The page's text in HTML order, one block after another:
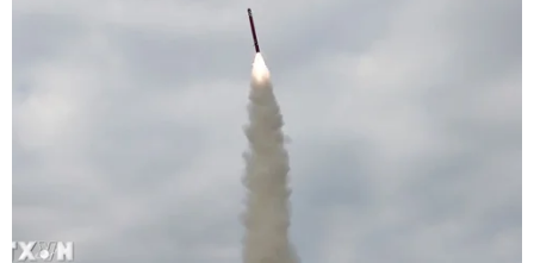
Những thách thức của Tổng
thống Emmanuel Macron
Với chiến thắng trong vòng hai cuộc bầu cử Tổng thống
Pháp ngày 24/4/2022, Emmanuel Macron đã trở thành
tổng thống mãn nhiệm đầu tiên tái đắc cử kể từ sau